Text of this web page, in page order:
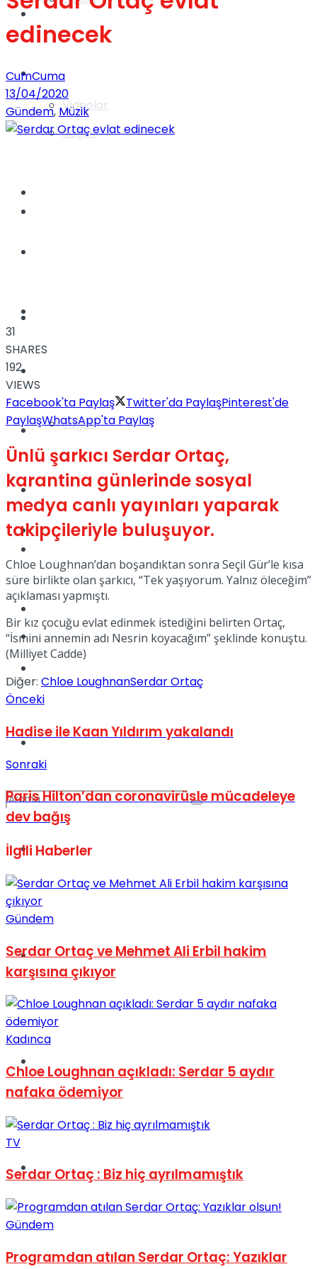
Videolar
Sağlık
TV
Kadınca
Dünya
Türkiye
Müzik
Tatil
Gündem
Yaşam
Sağlık
Müzik
Sinema
No Result
View All Result
edinecek
CumCuma
13/04/2020
Gündem, Müzik
31
SHARES
192
VIEWS
Facebook'ta Paylaş
Twitter'da PaylaşPinterest'de
PaylaşWhatsApp'ta Paylaş
Ünlü şarkıcı Serdar Ortaç,
karantina günlerinde sosyal
medya canlı yayınları yaparak
takipçileriyle buluşuyor.
Chloe Loughnan’dan boşandıktan sonra Seçil Gür’le kısa
süre birlikte olan şarkıcı, “Tek yaşıyorum. Yalnız öleceğim”
açıklaması yapmıştı.
Bir kız çocuğu evlat edinmek istediğini belirten Ortaç,
“İsmini annemin adı Nesrin koyacağım” şeklinde konuştu.
(Milliyet Cadde)
Diğer: Chloe LoughnanSerdar Ortaç
Önceki
Hadise ile Kaan Yıldırım yakalandı
Sonraki
Paris Hilton’dan coronavirüsle mücadeleye
dev bağış
İlgili Haberler
Gündem
Serdar Ortaç ve Mehmet Ali Erbil hakim
karşısına çıkıyor
Kadınca
Chloe Loughnan açıkladı: Serdar 5 aydır
nafaka ödemiyor
TV
Serdar Ortaç : Biz hiç ayrılmamıştık
Gündem
Programdan atılan Serdar Ortaç: Yazıklar